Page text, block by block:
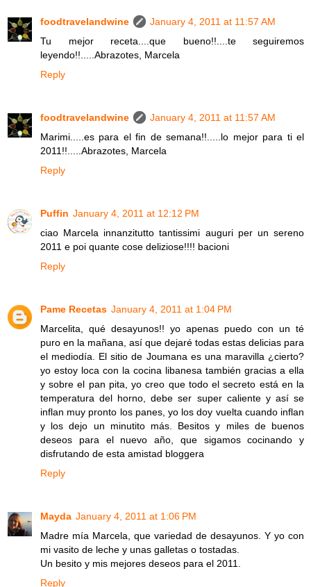
foodtravelandwine
January 4, 2011 at 11:57 AM
Tu mejor receta....que bueno!!....te seguiremos
leyendo!!.....Abrazotes, Marcela
Reply
foodtravelandwine
January 4, 2011 at 11:57 AM
Marimi.....es para el fin de semana!!.....lo mejor para ti el
2011!!.....Abrazotes, Marcela
Reply
Puffin January 4, 2011 at 12:12 PM
ciao Marcela innanzitutto tantissimi auguri per un sereno
2011 e poi quante cose deliziose!!!! bacioni
Reply
Pame Recetas January 4, 2011 at 1:04 PM
Marcelita, qué desayunos!! yo apenas puedo con un té
puro en la mañana, así que dejaré todas estas delicias para
el mediodía. El sitio de Joumana es una maravilla ¿cierto?
yo estoy loca con la cocina libanesa también gracias a ella
y sobre el pan pita, yo creo que todo el secreto está en la
temperatura del horno, debe ser super caliente y así se
inflan muy pronto los panes, yo los doy vuelta cuando inflan
y los dejo un minutito más. Besitos y miles de buenos
deseos para el nuevo año, que sigamos cocinando y
disfrutando de esta amistad bloggera
Reply
Mayda January 4, 2011 at 1:06 PM
Madre mía Marcela, que variedad de desayunos. Y yo con
mi vasito de leche y unas galletas o tostadas.
Un besito y mis mejores deseos para el 2011.
Reply